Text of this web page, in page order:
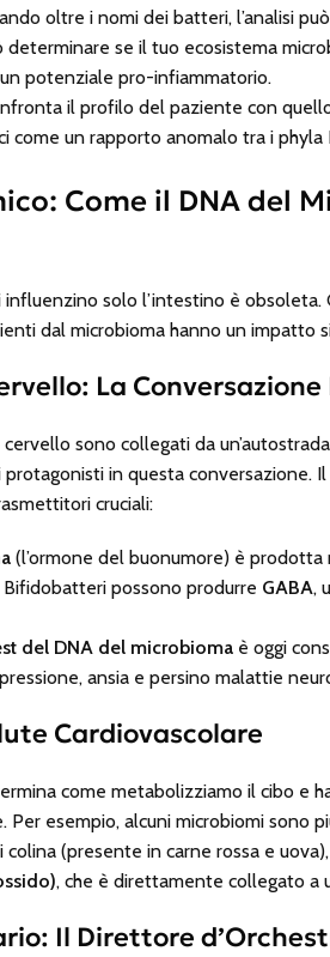
oltre i nomi dei batteri, l’analisi
determinare se il tuo ecosistema
potenziale pro-infiammatorio.
il profilo del paziente con
come un rapporto anomalo tra i
Come il DNA del
solo l’intestino è obsoleta.
dal microbioma hanno un impatto
La
sono collegati da
in questa conversazione.
cruciali:
(l’ormone del buonumore) è prodotta
possono produrre GABA,
del DNA del microbiomaè oggi
ansia e persino malattie
Cardiovascolare
come metabolizziamo il cibo e
Per esempio, alcuni microbiomi sono
colina (presente in carne rossa e
, che è direttamente collegato a
Il Direttore